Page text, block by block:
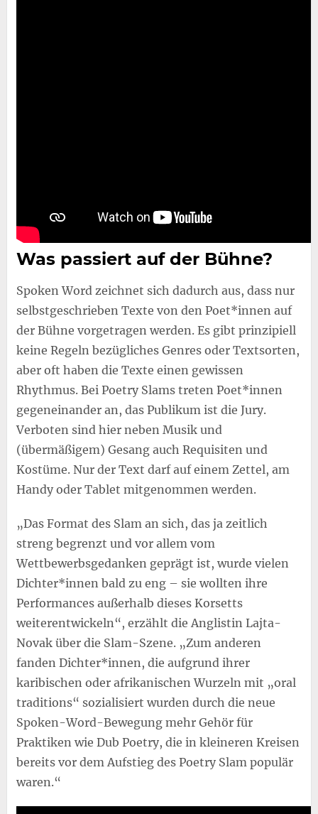
Was passiert auf der Bühne?
Spoken Word zeichnet sich dadurch aus, dass nur
selbstgeschrieben Texte von den Poet*innen auf
der Bühne vorgetragen werden. Es gibt prinzipiell
keine Regeln bezügliches Genres oder Textsorten,
aber oft haben die Texte einen gewissen
Rhythmus. Bei Poetry Slams treten Poet*innen
gegeneinander an, das Publikum ist die Jury.
Verboten sind hier neben Musik und
(übermäßigem) Gesang auch Requisiten und
Kostüme. Nur der Text darf auf einem Zettel, am
Handy oder Tablet mitgenommen werden.
„Das Format des Slam an sich, das ja zeitlich
streng begrenzt und vor allem vom
Wettbewerbsgedanken geprägt ist, wurde vielen
Dichter*innen bald zu eng – sie wollten ihre
Performances außerhalb dieses Korsetts
weiterentwickeln“, erzählt die Anglistin Lajta-
Novak über die Slam-Szene. „Zum anderen
fanden Dichter*innen, die aufgrund ihrer
karibischen oder afrikanischen Wurzeln mit „oral
traditions“ sozialisiert wurden durch die neue
Spoken-Word-Bewegung mehr Gehör für
Praktiken wie Dub Poetry, die in kleineren Kreisen
bereits vor dem Aufstieg des Poetry Slam populär
waren.“